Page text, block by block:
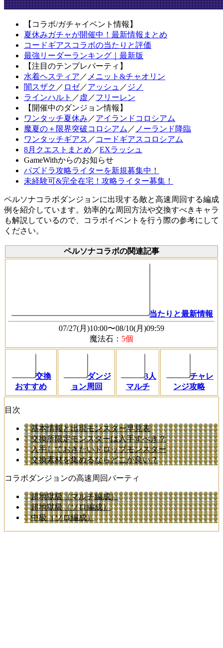
【コラボ/ガチャイベント情報】
夏休みガチャが開催中！最新情報まとめ
コードギアスコラボの当たりと評価
最強リーダーランキング｜最新版
【注目のテンプレパーティ】
水着ヘスティア ／ メニット&チャオリン
闇スザク ／ ロゼ／アッシュ ／ ジノ
ラインハルト ／ 虚 ／フリーレン
【開催中のダンジョン情報】
ワンタッチ夏休み ／アイランドコロシアム
魔夏の＋限界突破コロシアム ／ ノーランド降臨
ワンタッチギアス ／ コードギアスコロシアム
8月クエストまとめ ／EXラッシュ
GameWithからのお知らせ
パズドラ攻略ライターを新規募集中！
未経験可&完全在宅！攻略ライター募集！
ペルソナコラボダンジョンに出現する敵と高速周回する編成
例を紹介しています。効率的な周回方法や交換すべきキャラ
も解説しているので、コラボイベントを行う際の参考にして
ください。
ペルソナコラボの関連記事
当たりと最新情報
07/27(月)10:00〜08/10(月)09:59
魔法石： 5個
交換
おすすめ
ダンジ
ョン周回
3人
マルチ
チャレ
ンジ攻略
目次
基本情報と出現モンスター早見表
交換所限定モンスターは入手すべき？
入手しておきたいドロップモンスター
交換素材を集めるならどこが良い？
コラボダンジョンの高速周回パーティ
超地獄級（マルチ編成）
超地獄級（ソロ編成）
中級（ソロ編成）